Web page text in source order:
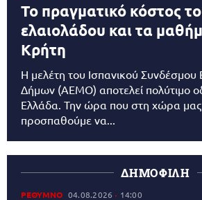
Το πραγματικό κόστος
ελαιολάδου και τα
Κρήτη
Η μελέτη του Ισπανικού Συνδέσμου
Δήμων (AEMO) αποτελεί πολύτιμο
Ελλάδα. Την ώρα που στη χώρα
προσπαθούμε να...
ΔΗΜΟΦΙΛΗ
ΡΕΘΥΜΝΟ 04.08.2026 14:00